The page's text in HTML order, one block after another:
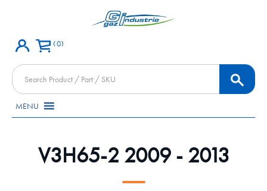
0
Products
search
MENU
V3H65-2 2009 - 2013